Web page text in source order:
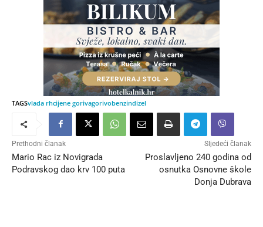
TAGSvlada rhcijene gorivagorivobenzindizel
Prethodni članak
Mario Rac iz Novigrada
Podravskog dao krv 100 puta
Sljedeći članak
Proslavljeno 240 godina od
osnutka Osnovne škole
Donja Dubrava